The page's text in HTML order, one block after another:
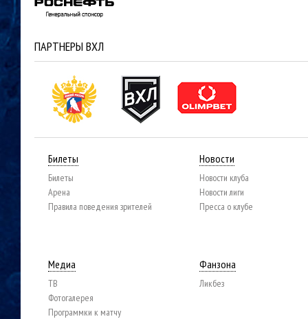
ПАРТНЕРЫ ВХЛ
Билеты
Билеты
Арена
Правила поведения зрителей
Новости
Новости клуба
Новости лиги
Пресса о клубе
Медиа
ТВ
Фотогалерея
Программки к матчу
Фанзона
Ликбез